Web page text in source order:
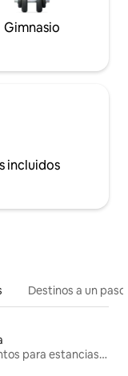
Gimnasio
incluidos
Destinos a un
Alojamientos para estancias largas